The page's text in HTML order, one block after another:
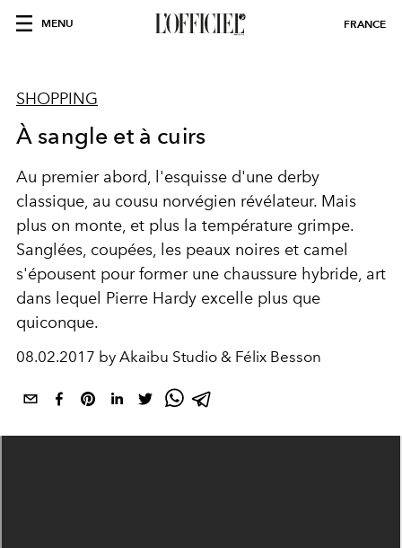
MENU FRANCE
SHOPPING
À sangle et à cuirs
Au premier abord, l'esquisse d'une derby
classique, au cousu norvégien révélateur. Mais
plus on monte, et plus la température grimpe.
Sanglées, coupées, les peaux noires et camel
s'épousent pour former une chaussure hybride, art
dans lequel Pierre Hardy excelle plus que
quiconque.
08.02.2017 by Akaibu Studio & Félix Besson